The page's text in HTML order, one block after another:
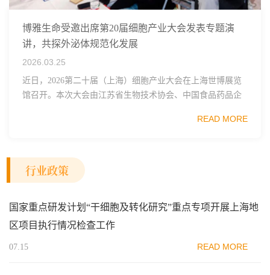
博雅生命受邀出席第20届细胞产业大会发表专题演
讲，共探外泌体规范化发展
2026.03.25
近日，2026第二十届（上海）细胞产业大会在上海世博展览
馆召开。本次大会由江苏省生物技术协会、中国食品药品企
范区生物医药行业协会、瑞士日内瓦长寿科学...
READ MORE
行业政策
国家重点研发计划“干细胞及转化研究”重点专项开展上海地
区项目执行情况检查工作
07.15 READ MORE